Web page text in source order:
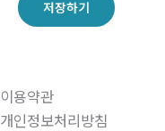
저장하기
이용약관
개인정보처리방침